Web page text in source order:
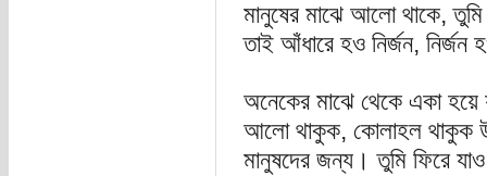
মানুষের মাঝে আলো থাকে, তুমি
তাই আঁধারে হও নির্জন, নির্জন
অনেকের মাঝে থেকে একা হয়ে
আলো থাকুক, কোলাহল থাকুক
মানুষদের জন্য। তুমি ফিরে